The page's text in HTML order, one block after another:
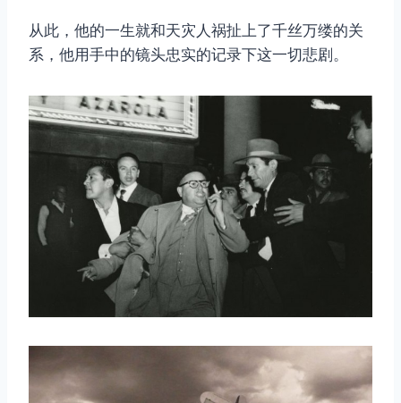
从此，他的一生就和天灾人祸扯上了千丝万缕的关
系，他用手中的镜头忠实的记录下这一切悲剧。